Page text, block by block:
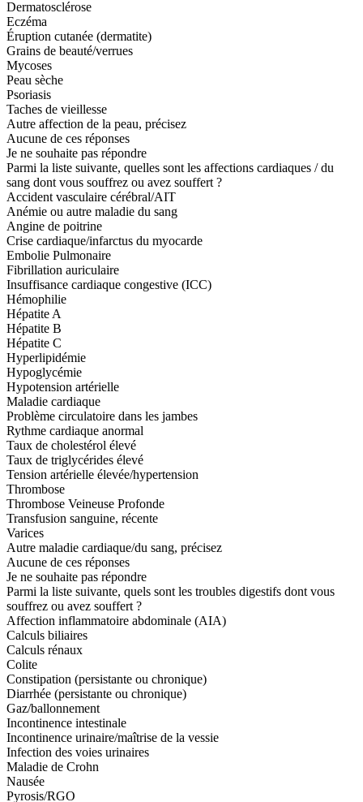
Dermatosclérose
Eczéma
Éruption cutanée (dermatite)
Grains de beauté/verrues
Mycoses
Peau sèche
Psoriasis
Taches de vieillesse
Autre affection de la peau, précisez
Aucune de ces réponses
Je ne souhaite pas répondre
Parmi la liste suivante, quelles sont les affections cardiaques / du
sang dont vous souffrez ou avez souffert ?
Accident vasculaire cérébral/AIT
Anémie ou autre maladie du sang
Angine de poitrine
Crise cardiaque/infarctus du myocarde
Embolie Pulmonaire
Fibrillation auriculaire
Insuffisance cardiaque congestive (ICC)
Hémophilie
Hépatite A
Hépatite B
Hépatite C
Hyperlipidémie
Hypoglycémie
Hypotension artérielle
Maladie cardiaque
Problème circulatoire dans les jambes
Rythme cardiaque anormal
Taux de cholestérol élevé
Taux de triglycérides élevé
Tension artérielle élevée/hypertension
Thrombose
Thrombose Veineuse Profonde
Transfusion sanguine, récente
Varices
Autre maladie cardiaque/du sang, précisez
Aucune de ces réponses
Je ne souhaite pas répondre
Parmi la liste suivante, quels sont les troubles digestifs dont vous
souffrez ou avez souffert ?
Affection inflammatoire abdominale (AIA)
Calculs biliaires
Calculs rénaux
Colite
Constipation (persistante ou chronique)
Diarrhée (persistante ou chronique)
Gaz/ballonnement
Incontinence intestinale
Incontinence urinaire/maîtrise de la vessie
Infection des voies urinaires
Maladie de Crohn
Nausée
Pyrosis/RGO